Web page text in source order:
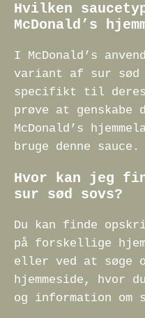
Hvilken
McDonald’s
I McDonald’s
variant af sur
specifikt til deres
prøve at genskabe
McDonald’s
bruge denne sauce.
Hvor kan jeg
sur sød sovs?
Du kan finde
på forskellige
eller ved at søge
hjemmeside, hvor
og information om